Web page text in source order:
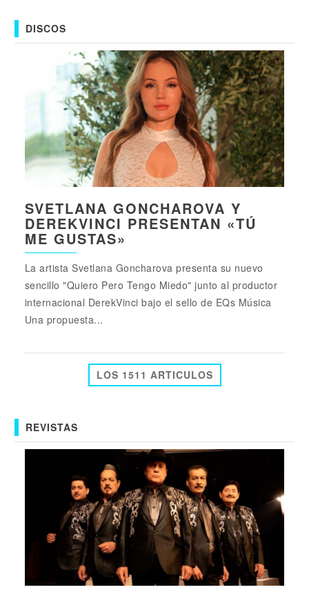
DISCOS
SVETLANA GONCHAROVA Y
DEREKVINCI PRESENTAN «TÚ
ME GUSTAS»
La artista Svetlana Goncharova presenta su nuevo
sencillo "Quiero Pero Tengo Miedo" junto al productor
internacional DerekVinci bajo el sello de EQs Música
Una propuesta...
LOS 1511 ARTICULOS
REVISTAS